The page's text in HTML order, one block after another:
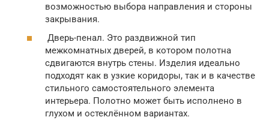
возможностью выбора направления и стороны
закрывания.
Дверь-пенал. Это раздвижной тип
межкомнатных дверей, в котором полотна
сдвигаются внутрь стены. Изделия идеально
подходят как в узкие коридоры, так и в качестве
стильного самостоятельного элемента
интерьера. Полотно может быть исполнено в
глухом и остеклённом вариантах.